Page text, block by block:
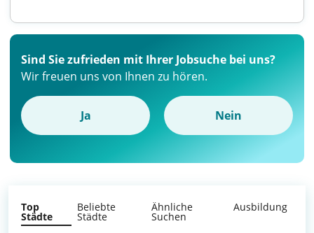
Sind Sie zufrieden mit Ihrer Jobsuche bei uns?
Wir freuen uns von Ihnen zu hören.
Ja Nein
Top
Städte
Beliebte
Städte
Ähnliche
Suchen
Ausbildung